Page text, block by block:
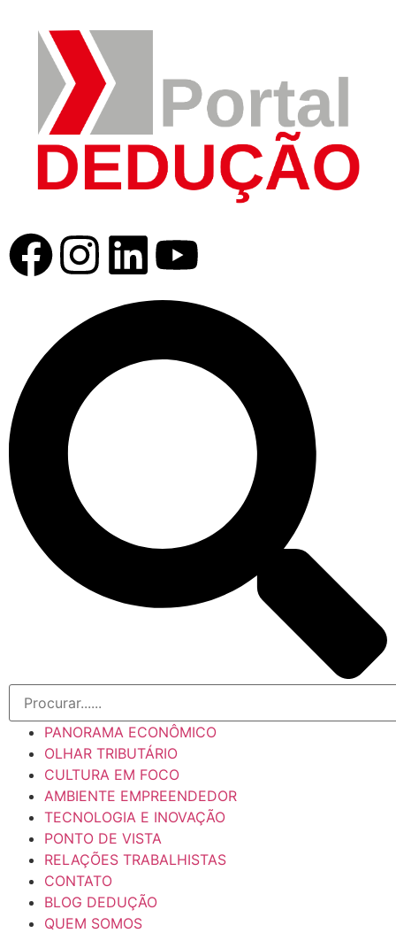
PANORAMA ECONÔMICO
OLHAR TRIBUTÁRIO
CULTURA EM FOCO
AMBIENTE EMPREENDEDOR
TECNOLOGIA E INOVAÇÃO
PONTO DE VISTA
RELAÇÕES TRABALHISTAS
CONTATO
BLOG DEDUÇÃO
QUEM SOMOS